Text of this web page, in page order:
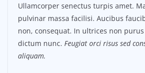
Ullamcorper senectus turpis amet.
pulvinar massa facilisi. Aucibus
non, consequat. In ultrices non
dictum nunc. Feugiat orci risus sed
aliquam.